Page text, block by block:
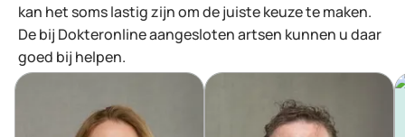
kan het soms lastig zijn om de juiste keuze te maken.
De bij Dokteronline aangesloten artsen kunnen u daar
goed bij helpen.